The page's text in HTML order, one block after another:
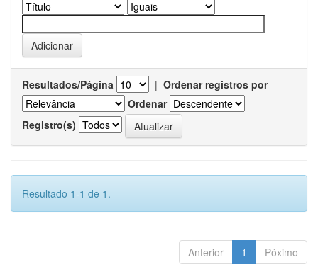
Resultados/Página | Ordenar registros por
Ordenar
Registro(s)
Resultado 1-1 de 1.
Anterior 1 Póximo